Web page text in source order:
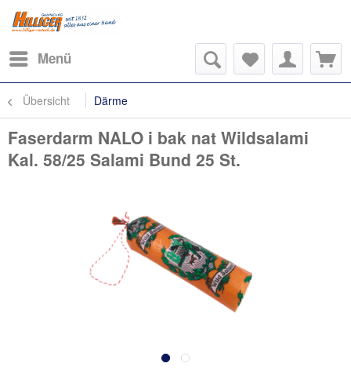
Menü
Übersicht Därme
Faserdarm NALO i bak nat Wildsalami
Kal. 58/25 Salami Bund 25 St.